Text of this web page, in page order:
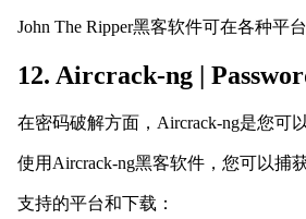
John The Ripper黑客软件可在各种平
12. Aircrack-ng |
在密码破解方面，Aircrack-ng是您可
使用Aircrack-ng黑客软件，您可以捕
支持的平台和下载：